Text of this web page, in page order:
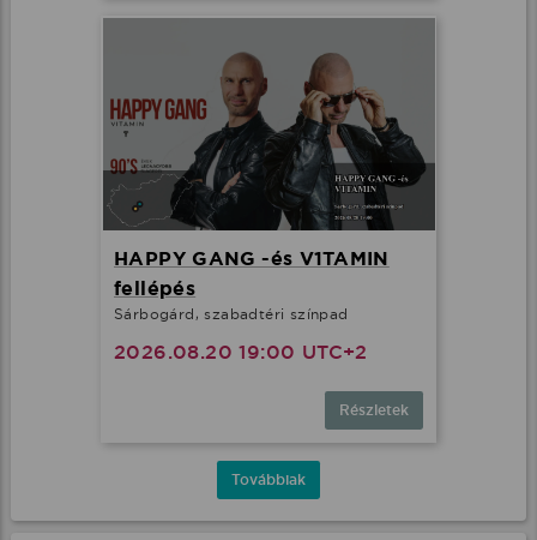
HAPPY GANG -és V1TAMIN
fellépés
Sárbogárd, szabadtéri színpad
2026.08.20 19:00 UTC+2
Részletek
Továbbiak